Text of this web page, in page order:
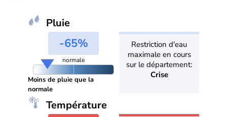
Pluie
-65%
normale
Moins de pluie que la
normale
Restriction d'eau
maximale en cours
sur le département:
Crise
Température